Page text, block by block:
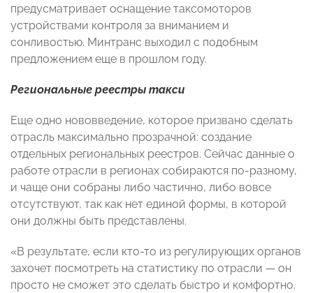
предусматривает оснащение таксомоторов
устройствами контроля за вниманием и
сонливостью. Минтранс выходил с подобным
предложением еще в прошлом году.
Региональные реестры такси
Еще одно нововведение, которое призвано сделать
отрасль максимально прозрачной: создание
отдельных региональных реестров. Сейчас данные о
работе отрасли в регионах собираются по-разному,
и чаще они собраны либо частично, либо вовсе
отсутствуют, так как нет единой формы, в которой
они должны быть представлены.
«В результате, если кто-то из регулирующих органов
захочет посмотреть на статистику по отрасли — он
просто не сможет это сделать быстро и комфортно.